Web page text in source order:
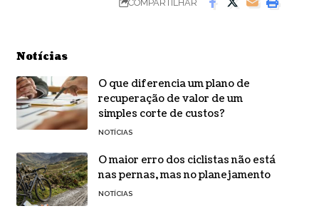
COMPARTILHAR
Notícias
O que diferencia um plano de
recuperação de valor de um
simples corte de custos?
NOTÍCIAS
O maior erro dos ciclistas não está
nas pernas, mas no planejamento
NOTÍCIAS